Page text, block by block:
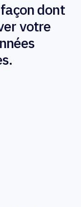
dont
votre